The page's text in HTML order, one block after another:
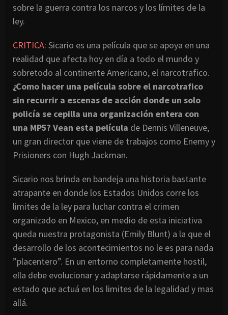
sobre la guerra contra los narcos y los límites de la
ley.
CRITICA: Sicario es una película que se apoya en una
realidad que afecta hoy en día a todo el mundo y
sobretodo al continente Americano, el narcotrafico.
¿Como hacer una película sobre el narcotrafico
sin recurrir a escenas de acción donde un solo
policía se cepilla una organización entera con
una MP5? Vean esta película de Dennis Villeneuve,
un gran director que viene de trabajos como Enemy y
Prisioners con Hugh Jackman.
Sicario nos brinda en bandeja una historia bastante
atrapante en donde los Estados Unidos corre los
limites de la ley para luchar contra el crimen
organizado en Mexico, en medio de esta iniciativa
queda nuestra protagonista (Emily Blunt) a la que el
desarrollo de los acontecimientos no le es para nada
”placentero”. En un entorno completamente hostil,
ella debe evolucionar y adaptarse rápidamente a un
estado que actuá en los limites de la legalidad y mas
allá.